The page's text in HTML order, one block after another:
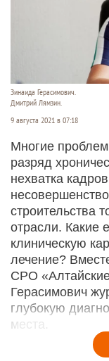
Зинаида Герасимович.
Дмитрий Лямзин.
9 августа 2021 в 07:18
Многие
разряд
нехватка
строительства
отрасли. Какие
клиническую
лечение?
СРО
Герасимович
глубокую
места.